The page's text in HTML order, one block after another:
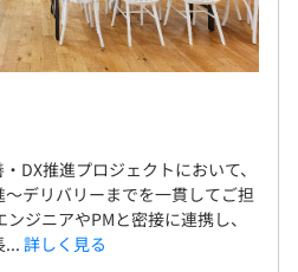
DX推進プロジェクトにおいて、
デリバリーまでを一貫してご担
ジニアやPMと密接に連携し、
... 詳しく見る